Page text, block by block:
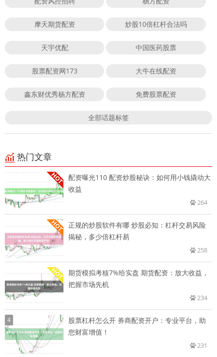
摩天期货配资 炒股10倍杠杆合法吗
天宇优配 中国医药股票
股票配资网173 大牛在线配资
鑫东财优秀杨方配资 免费股票配资
全部话题标签
热门文章
配资曝光110 配资炒股秘诀：如何用小钱撬动大
收益
264
正规的炒股软件有哪 炒股必知：杠杆交易风险
揭秘，多少倍杠杆易
258
期货模拟考核7%给实盘 期货配资：放大收益，
把握市场先机
234
4
股票杠杆怎么开 券商配资开户：专业平台，助
您财富增值！
231